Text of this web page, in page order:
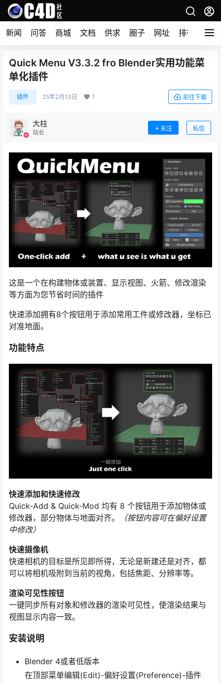
新闻 问答 商城 文档 供求 圈子 网址 排行榜
Quick Menu V3.3.2 fro Blender实用功能菜
单化插件
插件 25年2月13日 1 前往下载
大柱
站长
关注 私信
这是一个在构建物体或装置、显示视图、火箭、修改渲染
等方面为您节省时间的插件
快速添加拥有8个按钮用于添加常用工件或修改器，坐标已
对准地面。
功能特点
快速添加和快速修改
Quick-Add & Quick-Mod 均有 8 个按钮用于添加物体或
修改器，部分物体与地面对齐。
（按钮内容可在偏好设置
中修改）
快速摄像机
快速相机的目标是所见即所得，无论是新建还是对齐，都
可以将相机吸附到当前的视角，包括焦距、分辨率等。
渲染可见性按钮
一键同步所有对象和修改器的渲染可见性，使渲染结果与
视图显示内容一致。
安装说明
Blender 4或者低版本
在顶部菜单编辑(Edit)-偏好设置(Preference)-插件